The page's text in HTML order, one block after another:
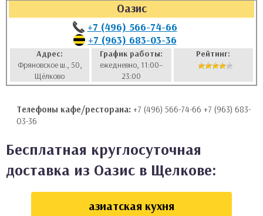
Оазис
+7 (496) 566-74-66
+7 (963) 683-03-36
Адрес:
Фряновское ш., 50,
Щёлково
График работы:
ежедневно, 11:00–
23:00
Рейтинг:
Телефоны кафе/ресторана: +7 (496) 566-74-66 +7 (963) 683-
03-36
Бесплатная круглосуточная
доставка из Оазис в Щелкове:
азиатская кухня